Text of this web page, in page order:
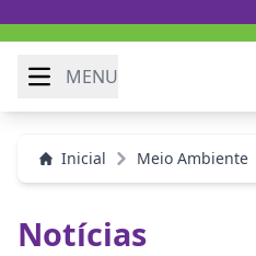
MENU
Inicial Meio Ambiente
Notícias